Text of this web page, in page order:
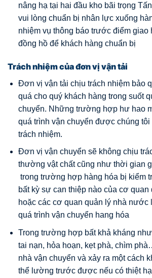
nâng hạ tại hai đầu kho bãi trọng
vui lòng chuẩn bị nhân lực xuống
nhiệm vụ thông báo trước điểm giao
đồng hồ để khách hàng chuẩn bị
Trách nhiệm của đơn vị vận tải
Đơn vị vận tải chịu trách nhiệm bảo
quá cho quý khách hàng trong suốt
chuyển. Những trường hợp hư hao
quá trình vận chuyển được chúng tôi
trách nhiệm.
Đơn vị vận chuyển sẽ không chịu
thường vật chất cũng như thời gian
trong trường hợp hàng hóa bị kiểm
bất kỳ sự can thiệp nào của cơ
hoặc các cơ quan quản lý nhà nước
quá trình vận chuyển hang hóa
Trong trường hợp bất khả kháng
tai nạn, hỏa hoạn, kẹt phà, chìm
nhà vận chuyển và xảy ra một cách
thể lường trước được nếu có thiệt